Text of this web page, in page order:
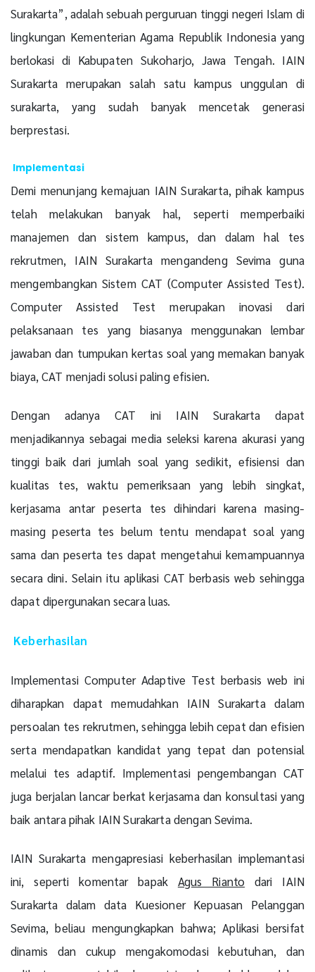
Surakarta”, adalah sebuah perguruan tinggi negeri Islam di
lingkungan Kementerian Agama Republik Indonesia yang
berlokasi di Kabupaten Sukoharjo, Jawa Tengah. IAIN
Surakarta merupakan salah satu kampus unggulan di
surakarta, yang sudah banyak mencetak generasi
berprestasi.
Implementasi
Demi menunjang kemajuan IAIN Surakarta, pihak kampus
telah melakukan banyak hal, seperti memperbaiki
manajemen dan sistem kampus, dan dalam hal tes
rekrutmen, IAIN Surakarta mengandeng Sevima guna
mengembangkan Sistem CAT (Computer Assisted Test).
Computer Assisted Test merupakan inovasi dari
pelaksanaan tes yang biasanya menggunakan lembar
jawaban dan tumpukan kertas soal yang memakan banyak
biaya, CAT menjadi solusi paling efisien.
Dengan adanya CAT ini IAIN Surakarta dapat
menjadikannya sebagai media seleksi karena akurasi yang
tinggi baik dari jumlah soal yang sedikit, efisiensi dan
kualitas tes, waktu pemeriksaan yang lebih singkat,
kerjasama antar peserta tes dihindari karena masing-
masing peserta tes belum tentu mendapat soal yang
sama dan peserta tes dapat mengetahui kemampuannya
secara dini. Selain itu aplikasi CAT berbasis web sehingga
dapat dipergunakan secara luas.
Keberhasilan
Implementasi Computer Adaptive Test berbasis web ini
diharapkan dapat memudahkan IAIN Surakarta dalam
persoalan tes rekrutmen, sehingga lebih cepat dan efisien
serta mendapatkan kandidat yang tepat dan potensial
melalui tes adaptif. Implementasi pengembangan CAT
juga berjalan lancar berkat kerjasama dan konsultasi yang
baik antara pihak IAIN Surakarta dengan Sevima.
IAIN Surakarta mengapresiasi keberhasilan implemantasi
ini, seperti komentar bapak Agus Rianto dari IAIN
Surakarta dalam data Kuesioner Kepuasan Pelanggan
Sevima, beliau mengungkapkan bahwa; Aplikasi bersifat
dinamis dan cukup mengakomodasi kebutuhan, dan